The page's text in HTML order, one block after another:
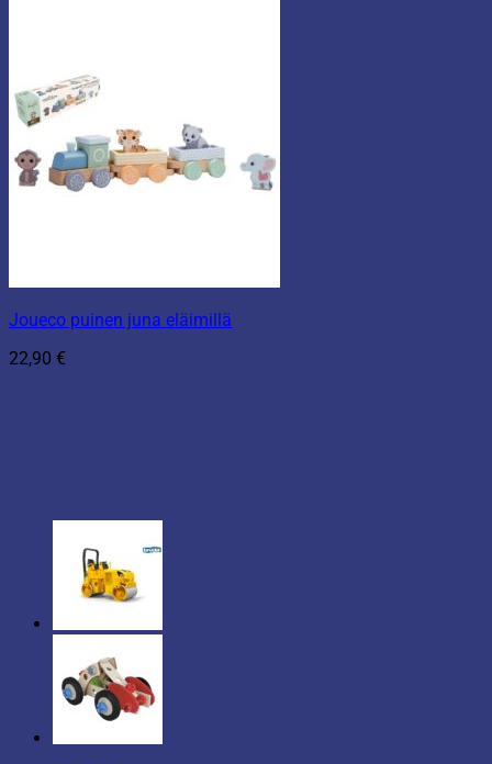
Joueco puinen juna eläimillä
22,90 €